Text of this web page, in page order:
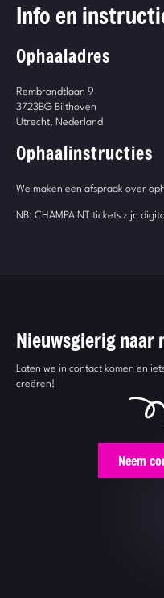
Info en
Ophaaladres
Rembrandtlaan 9
3723BG Bilthoven
Utrecht, Nederland
Ophaalinstructies
We maken een afspraak over
NB: CHAMPAINT tickets zijn
Nieuwsgierig naar
Laten we in contact komen en
creëren!
Neem